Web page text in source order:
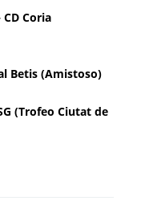
Coria
Betis (Amistoso)
(Trofeo Ciutat de